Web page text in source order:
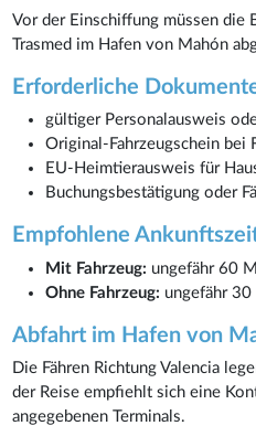
Vor der Einschiffung müssen die
Trasmed im Hafen von Mahón
Erforderliche
gültiger Personalausweis
Original-Fahrzeugschein bei
EU-Heimtierausweis für
Buchungsbestätigung oder
Empfohlene
Mit Fahrzeug: ungefähr 60
Ohne Fahrzeug: ungefähr
Abfahrt im Hafen von
Die Fähren Richtung Valencia
der Reise empfiehlt sich eine
angegebenen Terminals.